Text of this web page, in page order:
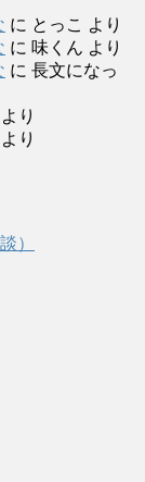
に とっこ より
に 味くん より
に 長文になっ
より
より
）